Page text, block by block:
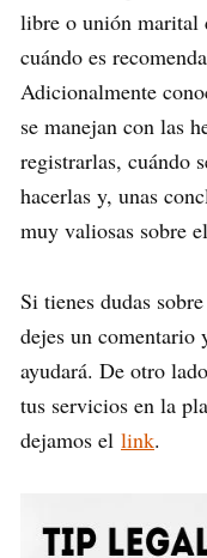
libre o unión marital
cuándo es
Adicionalmente
se manejan con las
registrarlas, cuándo
hacerlas y, unas
muy valiosas sobre
Si tienes dudas
dejes un comentario
ayudará. De otro
tus servicios en la
dejamos el link.